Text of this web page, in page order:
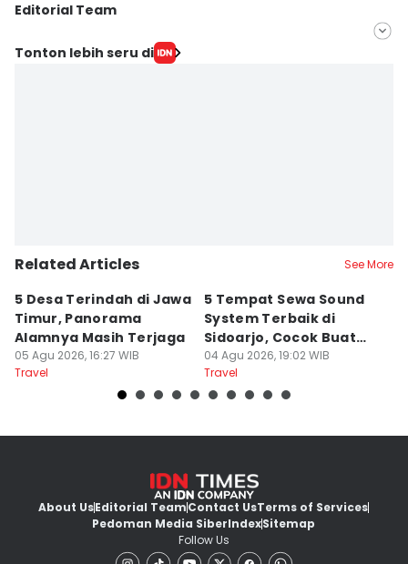
Editorial Team
Editor
Tonton lebih seru di
Related Articles See More
5 Desa Terindah di Jawa
Timur, Panorama
Alamnya Masih Terjaga
05 Agu 2026, 16:27 WIB
Travel
5 Tempat Sewa Sound
System Terbaik di
Sidoarjo, Cocok Buat
Agustusan
04 Agu 2026, 19:02 WIB
Travel
About UsEditorial TeamContact UsTerms of Services
Pedoman Media SiberIndexSitemap
Follow Us